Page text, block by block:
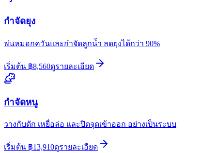
กำจัดยุง
พ่นหมอกควันและกำจัดลูกน้ำ ลดยุงได้กว่า 90%
เริ่มต้น ฿8,560ดูรายละเอียด
กำจัดหนู
วางกับดัก เหยื่อล่อ และปิดจุดเข้าออก อย่างเป็นระบบ
เริ่มต้น ฿13,910ดูรายละเอียด